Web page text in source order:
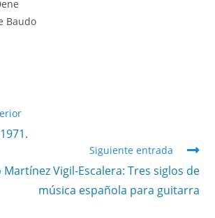
Baudo
Siguiente entrada
Vigil-Escalera: Tres siglos de
música española para guitarra